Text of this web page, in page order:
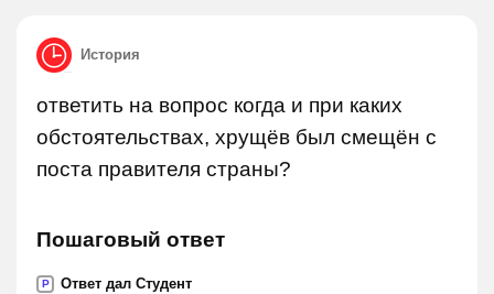
История
ответить на вопрос когда и при каких
обстоятельствах, хрущёв был смещён с
поста правителя страны?
Пошаговый ответ
P Ответ дал Студент